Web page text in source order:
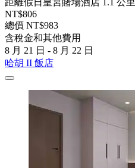
NT$806
總價 NT$983
含稅金和其他費用
8 月 21 日 - 8 月 22 日
哈胡 II 飯店